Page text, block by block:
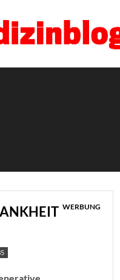
WERBUNG